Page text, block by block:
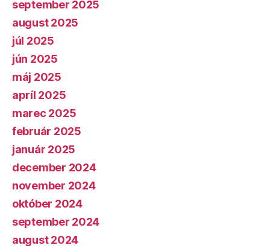
september 2025
august 2025
júl 2025
jún 2025
máj 2025
apríl 2025
marec 2025
február 2025
január 2025
december 2024
november 2024
október 2024
september 2024
august 2024